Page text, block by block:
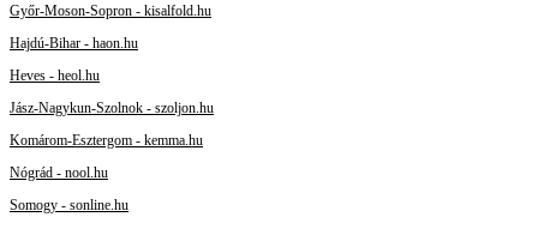
Győr-Moson-Sopron - kisalfold.hu
Hajdú-Bihar - haon.hu
Heves - heol.hu
Jász-Nagykun-Szolnok - szoljon.hu
Komárom-Esztergom - kemma.hu
Nógrád - nool.hu
Somogy - sonline.hu